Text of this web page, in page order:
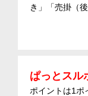
き」「売掛（
ぱっとスル
ポイントは1ポ